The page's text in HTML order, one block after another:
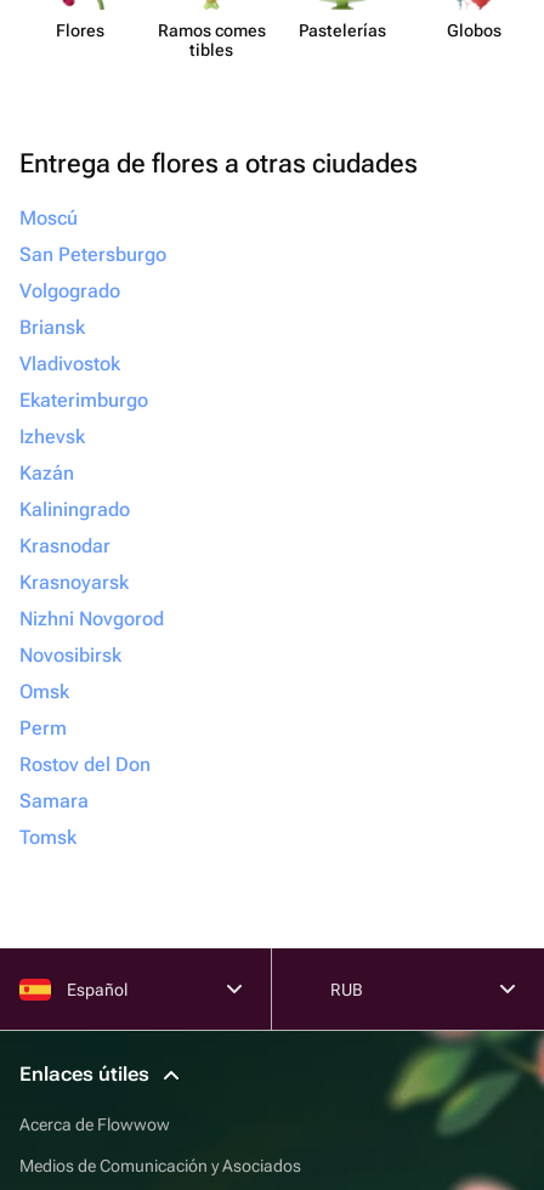
Flores
Ramos comes​
tibles
Paste​lerías Globos
Entrega de flores a otras ciudades
Moscú
San Petersburgo
Volgogrado
Briansk
Vladivostok
Ekaterimburgo
Izhevsk
Kazán
Kaliningrado
Krasnodar
Krasnoyarsk
Nizhni Novgorod
Novosibirsk
Omsk
Perm
Rostov del Don
Samara
Tomsk
Español RUB
Enlaces útiles
Acerca de Flowwow
Medios de Comunicación y Asociados